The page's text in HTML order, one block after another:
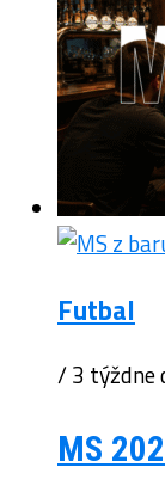
Futbal
/ 3 týždne
MS